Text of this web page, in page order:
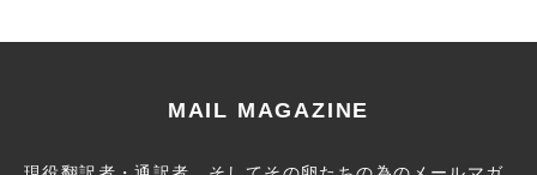
MAIL MAGAZINE